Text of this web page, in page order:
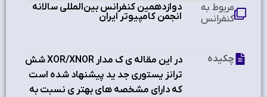
دوازدهمین کنفرانس بین‌المللی سالانه
انجمن کامپیوتر ایران
مربوط به
کنفرانس
در اين مقاله ي ك مدار XOR/XNOR شش
ترانز يستوري جد يد پيشنهاد شده است
که داراي مشخصه هاي بهتر ي نسبت به
چکیده